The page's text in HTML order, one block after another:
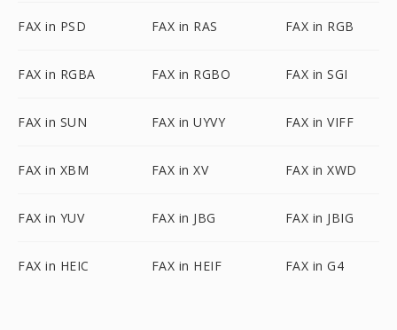
FAX in PSD FAX in RAS FAX in RGB
FAX in RGBA FAX in RGBO FAX in SGI
FAX in SUN FAX in UYVY FAX in VIFF
FAX in XBM FAX in XV FAX in XWD
FAX in YUV FAX in JBG FAX in JBIG
FAX in HEIC FAX in HEIF FAX in G4